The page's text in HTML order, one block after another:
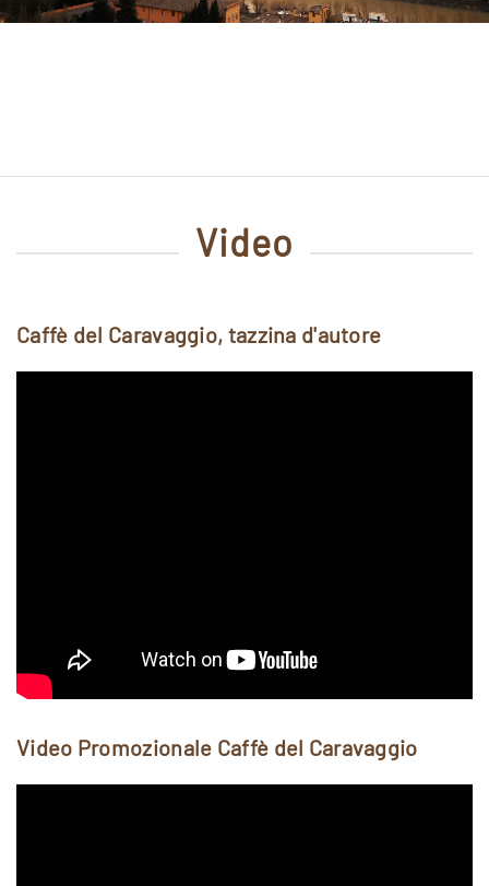
Video
Caffè del Caravaggio, tazzina d'autore
Video Promozionale Caffè del Caravaggio